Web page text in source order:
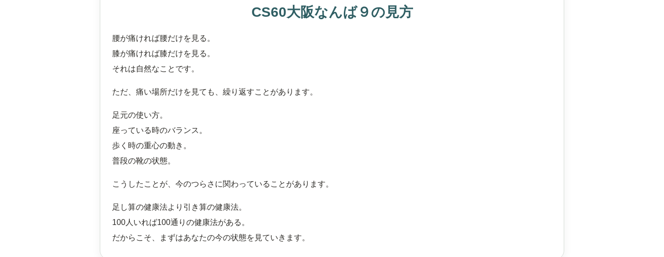
CS60大阪なんば９の見方
腰が痛ければ腰だけを見る。
膝が痛ければ膝だけを見る。
それは自然なことです。
ただ、痛い場所だけを見ても、繰り返すことがあります。
足元の使い方。
座っている時のバランス。
歩く時の重心の動き。
普段の靴の状態。
こうしたことが、今のつらさに関わっていることがあります。
足し算の健康法より引き算の健康法。
100人いれば100通りの健康法がある。
だからこそ、まずはあなたの今の状態を見ていきます。